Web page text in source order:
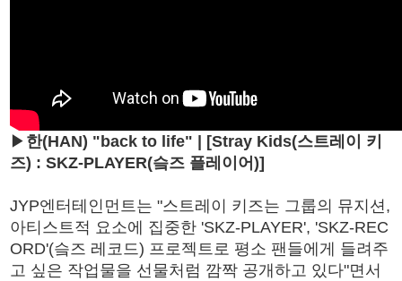
▶ 한(HAN) "back to life" | [Stray Kids(스트레이 키
즈) : SKZ-PLAYER(슼즈 플레이어)]
JYP엔터테인먼트는 "스트레이 키즈는 그룹의 뮤지션,
아티스트적 요소에 집중한 'SKZ-PLAYER', 'SKZ-REC
ORD'(슼즈 레코드) 프로젝트로 평소 팬들에게 들려주
고 싶은 작업물을 선물처럼 깜짝 공개하고 있다"면서